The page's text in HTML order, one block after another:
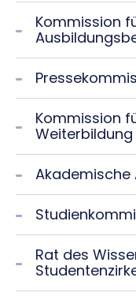
Kommission
Kommission
Weiterbildung
Rat des